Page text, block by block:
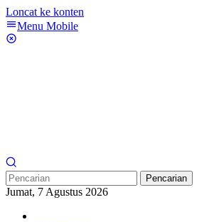
Loncat ke konten
Menu Mobile
Pencarian
Jumat, 7 Agustus 2026